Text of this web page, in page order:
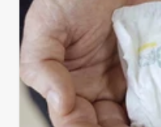
Amazon
Babydrogist
BigGreenSmile
Bol
▼ +9 meer